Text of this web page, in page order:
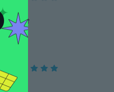
nicht